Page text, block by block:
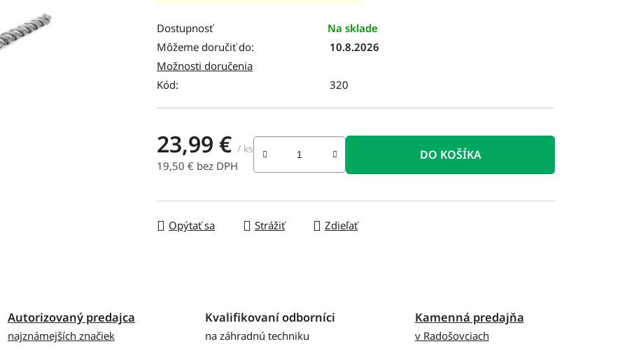
produktu
je
0,0
z
5
hviezdičiek.
Dostupnosť
Na sklade
Môžeme doručiť do:
10.8.2026
Možnosti doručenia
Kód:
320
23,99 € / ks
19,50 € bez DPH
DO KOŠÍKA
Opýtať sa Strážiť Zdieľať
Autorizovaný predajca
najznámejších značiek
Kvalifikovaní odborníci
na záhradnú techniku
Kamenná predajňa
v Radošovciach